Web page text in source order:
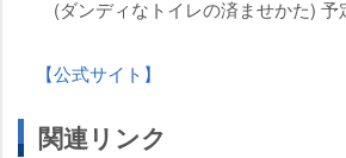
(ダンディなトイレの済ませかた) 予
【公式サイト】
関連リンク